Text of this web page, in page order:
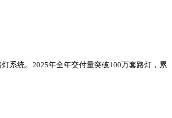
系统。2025年全年交付量突破100万套路灯，累